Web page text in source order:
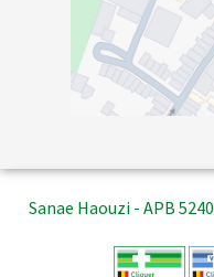
Sanae Haouzi - APB